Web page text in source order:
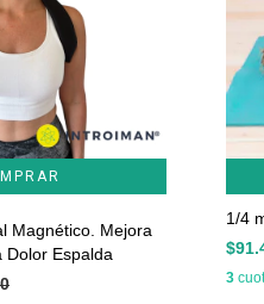
Magnético. Mejora
Dolor Espalda
1/4
3